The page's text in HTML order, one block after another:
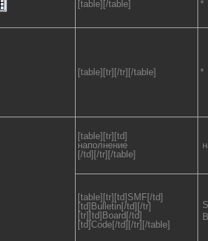
[table][/table] *
[table][tr][/tr][/table] *
[table][tr][td]
наполнение
[/td][/tr][/table]
[table][tr][td]SMF[/td]
[td]Bulletin[/td][/tr]
[tr][td]Board[/td]
[td]Code[/td][/tr][/table]